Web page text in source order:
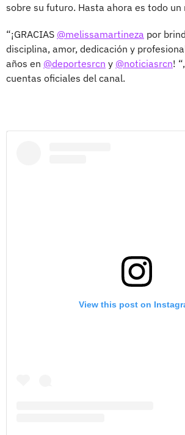
sobre su futuro. Hasta ahora es todo un
“¡GRACIAS @melissamartineza por
disciplina, amor, dedicación y
años en @deportesrcn y @noticiasrcn!
cuentas oficiales del canal.
View this post on